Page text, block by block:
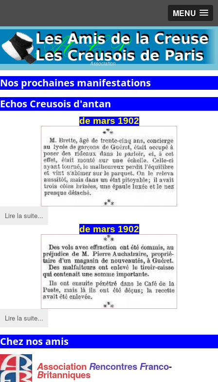
MENU
Association
Nos prochaines manifestations
Echos Creusois d'antan
de mars 1902
Lire la suite...
de mars 1902
Lire la suite...
Chez nos amis
AssociationRencontresFranco-
Britanniques